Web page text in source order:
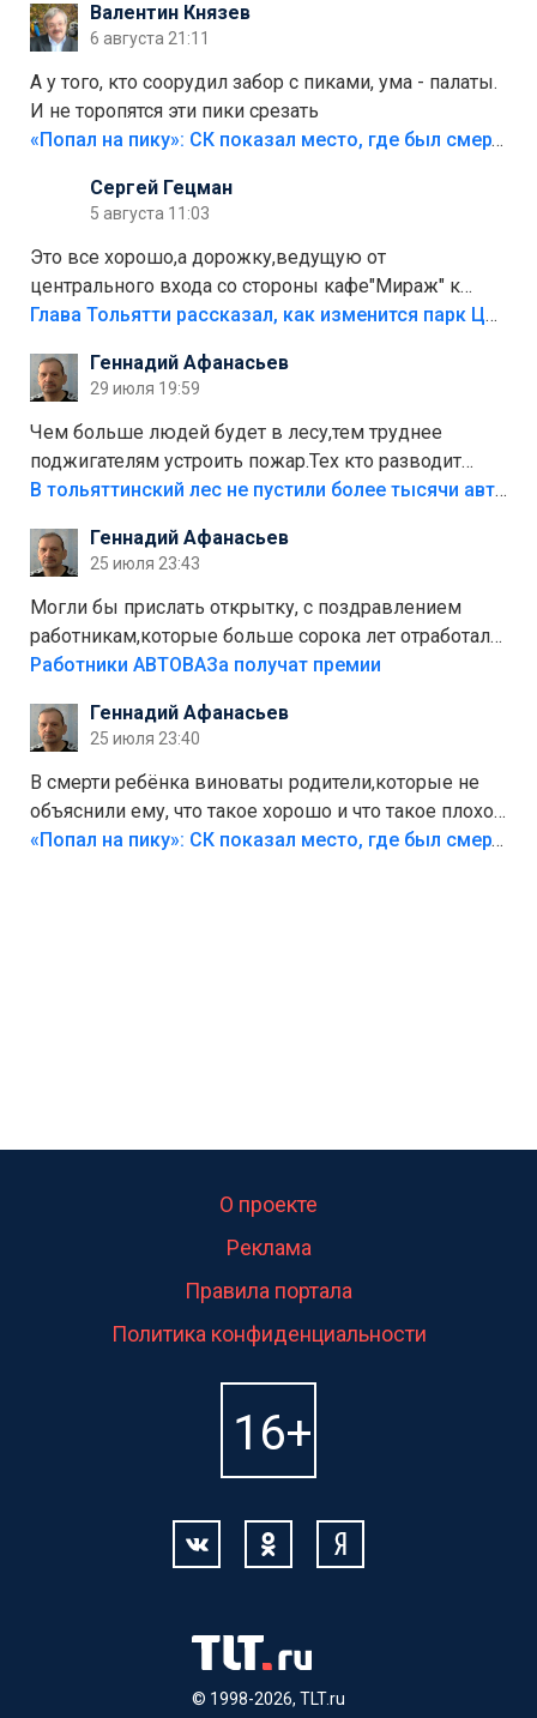
Валентин Князев
6 августа 21:11
А у того, кто соорудил забор с пиками, ума - палаты.
И не торопятся эти пики срезать
«Попал на пику»: СК показал место, где был смертельно травмирован ребенок в Тольятти
Сергей Гецман
5 августа 11:03
Это все хорошо,а дорожку,ведущую от
центрального входа со стороны кафе"Мираж" к
аттракционам слабо доделать?А то бордюры
лежала в парке и испортилась.Да еще,видимо,часть
украли.
Глава Тольятти рассказал, как изменится парк Центрального района
Геннадий Афанасьев
29 июля 19:59
Чем больше людей будет в лесу,тем труднее
поджигателям устроить пожар.Тех кто разводит
костры,тех надо безбожно штрафовать.Камер полно
Штрафы мизерные.
В тольяттинский лес не пустили более тысячи автомобилей
Геннадий Афанасьев
25 июля 23:43
Могли бы прислать открытку, с поздравлением
работникам,которые больше сорока лет отработали
на предприятии.
Работники АВТОВАЗа получат премии
Геннадий Афанасьев
25 июля 23:40
В смерти ребёнка виноваты родители,которые не
объяснили ему, что такое хорошо и что такое плохо!
Лезть через такой забор,верх безумия,есть же
«Попал на пику»: СК показал место, где был смертельно травмирован ребенок в Тольятти
© 1998-2026, TLT.ru
О проекте
Реклама
Правила портала
Политика конфиденциальности